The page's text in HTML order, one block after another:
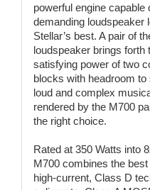
powerful engine
demanding loudspeaker
Stellar’s best. A pair of
loudspeaker brings forth
satisfying power of two
blocks with headroom
loud and complex
rendered by the M700
the right choice.
Rated at 350 Watts into
M700 combines the
high-current, Class D